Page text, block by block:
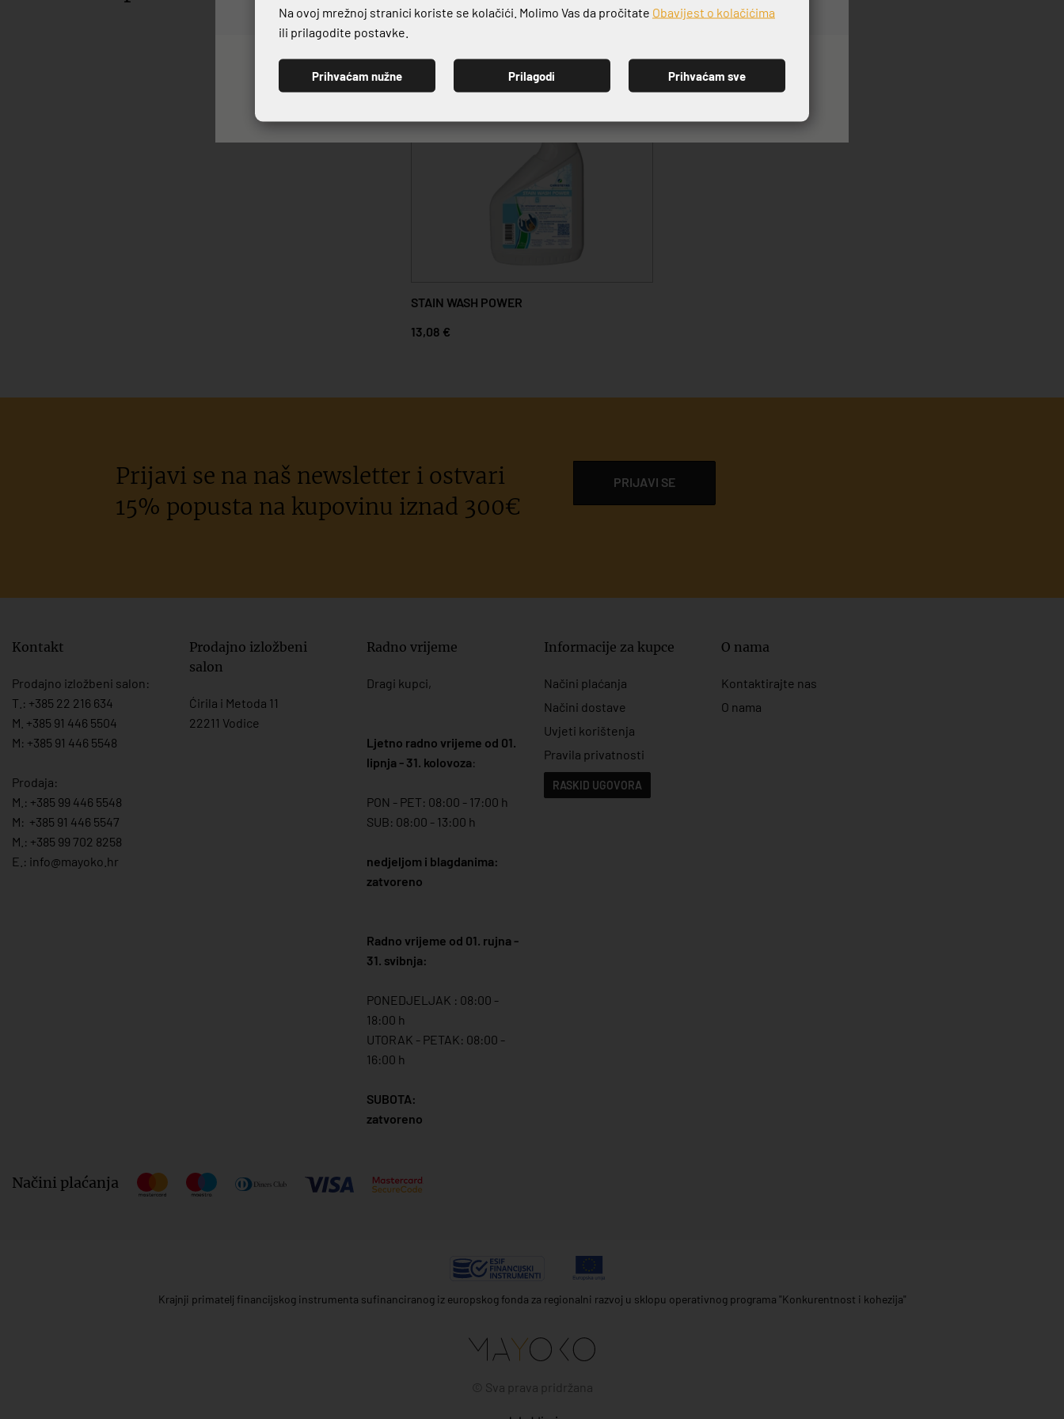
STAIN WASH POWER
13,08 €
Prijavi se na naš newsletter i ostvari
15% popusta na kupovinu iznad 300€
PRIJAVI SE
Kontakt
Prodajno izložbeni salon:
T.: +385 22 216 634
M. +385 91 446 5504
M: +385 91 446 5548
Prodaja:
M.: +385 99 446 5548
M: +385 91 446 5547
M.: +385 99 702 8258
E.: info@mayoko. hr
Prodajno izložbeni
salon
Ćirila i Metoda 11
22211 Vodice
Radno vrijeme
Dragi kupci,
Ljetno radno vrijeme od 01.
lipnja - 31. kolovoza:
PON - PET: 08:00 - 17:00 h
SUB: 08:00 - 13:00 h
nedjeljom i blagdanima:
zatvoreno
Radno vrijeme od 01. rujna -
31. svibnja:
PONEDJELJAK : 08:00 -
18:00 h
UTORAK - PETAK: 08:00 -
16:00 h
SUBOTA:
zatvoreno
Informacije za kupce
Načini plaćanja
Načini dostave
Uvjeti korištenja
Pravila privatnosti
RASKID UGOVORA
O nama
Kontaktirajte nas
O nama
Načini plaćanja
Krajnji primatelj financijskog instrumenta sufinanciranog iz europskog fonda za regionalni razvoj u sklopu operativnog programa "Konkurentnost i kohezija"
© Sva prava pridržana
PRIJAVI SE
Na ovoj mrežnoj stranici koriste se kolačići. Molimo Vas da pročitate Obavijest o kolačićima
ili prilagodite postavke.
Prihvaćam nužne Prilagodi Prihvaćam sve